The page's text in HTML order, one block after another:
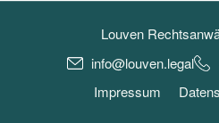
Louven
info@louven.legal
Impressum